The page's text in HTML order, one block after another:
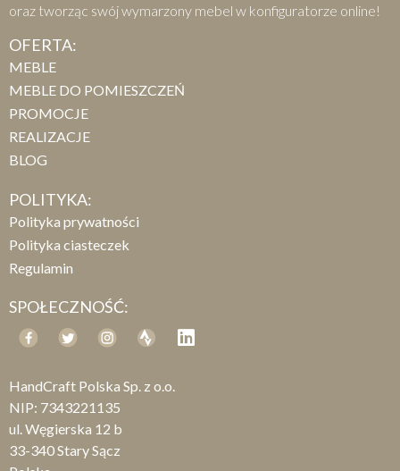
oraz tworząc swój wymarzony mebel w konfiguratorze online!
OFERTA:
MEBLE
MEBLE DO POMIESZCZEŃ
PROMOCJE
REALIZACJE
BLOG
POLITYKA:
Polityka prywatności
Polityka ciasteczek
Regulamin
SPOŁECZNOŚĆ:
HandCraft Polska Sp. z o.o.
NIP: 7343221135
ul. Węgierska 12 b
33-340 Stary Sącz